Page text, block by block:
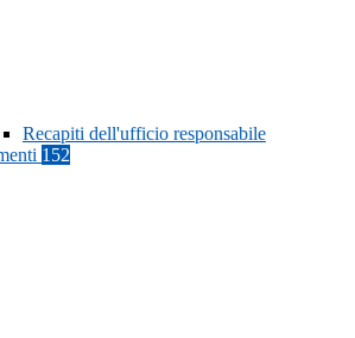
Recapiti dell'ufficio responsabile
152